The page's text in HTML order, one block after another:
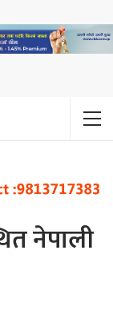
नेपाली